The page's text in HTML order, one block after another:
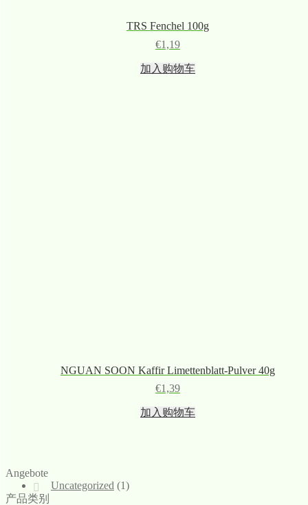
TRS Fenchel 100g
€1,19
加入购物车
NGUAN SOON Kaffir Limettenblatt-Pulver 40g
€1,39
加入购物车
Angebote
Uncategorized (1)
产品类别